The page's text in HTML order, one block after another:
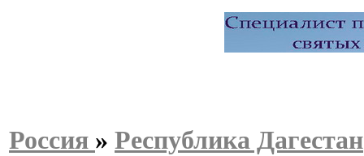
Россия » Республика Дагестан